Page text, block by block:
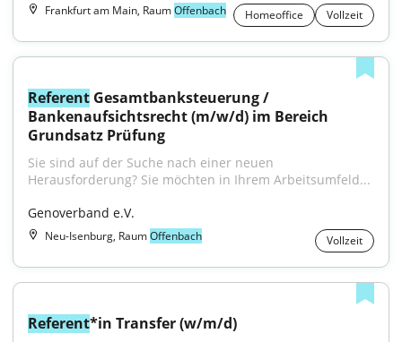
Frankfurt am Main, RaumOffenbach Homeoffice Vollzeit
Referent Gesamtbanksteuerung /
Bankenaufsichtsrecht (m/w/d) im Bereich
Grundsatz Prüfung
Sie sind auf der Suche nach einer neuen
Herausforderung? Sie möchten in Ihrem Arbeitsumfeld...
Genoverband e.V.
Neu-Isenburg, RaumOffenbach Vollzeit
Referent*in Transfer (w/m/d)